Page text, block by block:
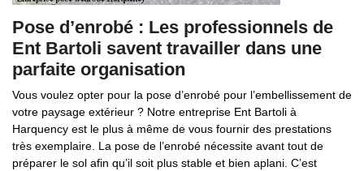
Pose d’enrobé : Les professionnels de
Ent Bartoli savent travailler dans une
parfaite organisation
Vous voulez opter pour la pose d’enrobé pour l’embellissement de
votre paysage extérieur ? Notre entreprise Ent Bartoli à
Harquency est le plus à même de vous fournir des prestations
très exemplaire. La pose de l’enrobé nécessite avant tout de
préparer le sol afin qu’il soit plus stable et bien aplani. C’est